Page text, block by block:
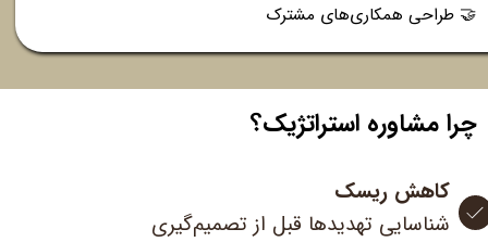
🤝 طراحی همکاری‌های مشترک
چرا مشاوره استراتژیک؟
کاهش ریسک
شناسایی تهدیدها قبل از تصمیم‌گیری​​​​​​​